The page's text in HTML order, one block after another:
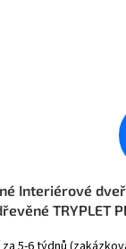
Interiérové
TRYPLET